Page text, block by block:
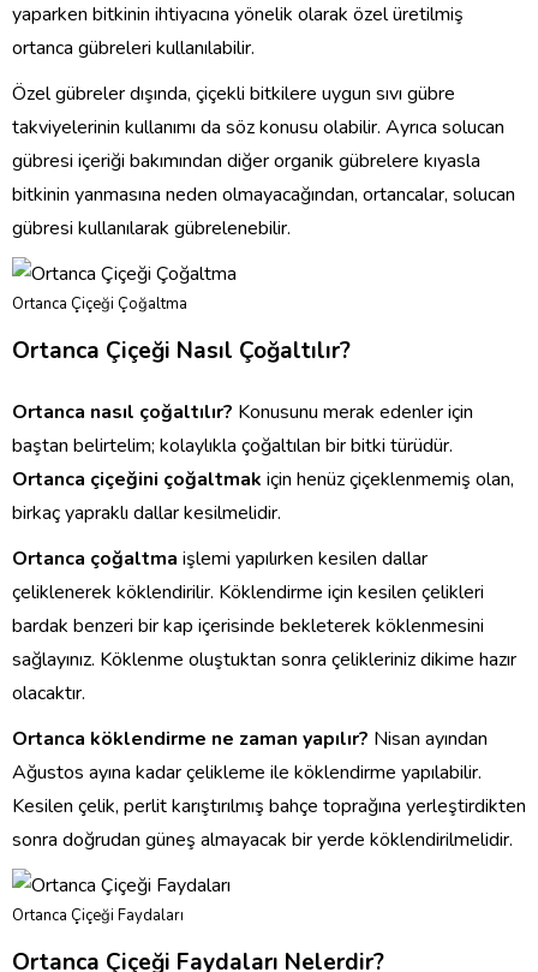
yaparken bitkinin ihtiyacına yönelik olarak özel üretilmiş
ortanca gübreleri kullanılabilir.
Özel gübreler dışında, çiçekli bitkilere uygun sıvı gübre
takviyelerinin kullanımı da söz konusu olabilir. Ayrıca solucan
gübresi içeriği bakımından diğer organik gübrelere kıyasla
bitkinin yanmasına neden olmayacağından, ortancalar, solucan
gübresi kullanılarak gübrelenebilir.
Ortanca Çiçeği Çoğaltma
Ortanca Çiçeği Nasıl Çoğaltılır?
Ortanca nasıl çoğaltılır? Konusunu merak edenler için
baştan belirtelim; kolaylıkla çoğaltılan bir bitki türüdür.
Ortanca çiçeğini çoğaltmak için henüz çiçeklenmemiş olan,
birkaç yapraklı dallar kesilmelidir.
Ortanca çoğaltma işlemi yapılırken kesilen dallar
çeliklenerek köklendirilir. Köklendirme için kesilen çelikleri
bardak benzeri bir kap içerisinde bekleterek köklenmesini
sağlayınız. Köklenme oluştuktan sonra çelikleriniz dikime hazır
olacaktır.
Ortanca köklendirme ne zaman yapılır? Nisan ayından
Ağustos ayına kadar çelikleme ile köklendirme yapılabilir.
Kesilen çelik, perlit karıştırılmış bahçe toprağına yerleştirdikten
sonra doğrudan güneş almayacak bir yerde köklendirilmelidir.
Ortanca Çiçeği Faydaları
Ortanca Çiçeği Faydaları Nelerdir?